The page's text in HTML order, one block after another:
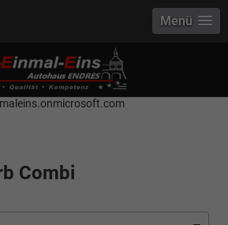
Points to address or value:
Host
Points to address or value: selector2-aee-
Menü
Combi